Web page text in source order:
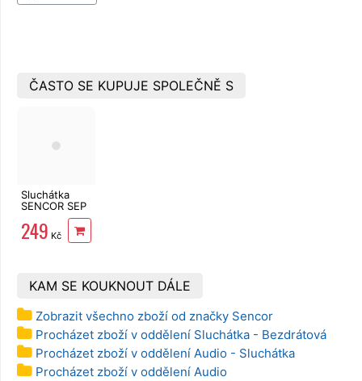
ČASTO SE KUPUJE SPOLEČNĚ S
Sluchátka
SENCOR SEP
540BT BK
TWS
Bluetooth,
249 Kč
KAM SE KOUKNOUT DÁLE
Zobrazit všechno zboží od značky Sencor
Procházet zboží v oddělení Sluchátka - Bezdrátová
Procházet zboží v oddělení Audio - Sluchátka
Procházet zboží v oddělení Audio